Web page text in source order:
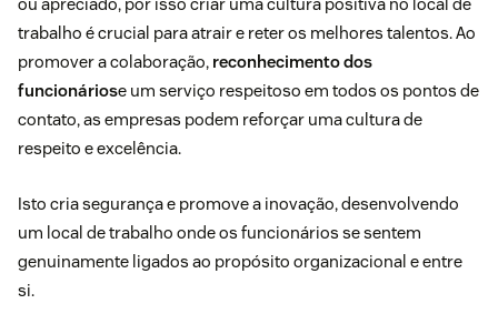
trabalho é crucial para atrair e reter os melhores talentos. Ao
promover a colaboração, reconhecimento dos
funcionáriose um serviço respeitoso em todos os pontos de
contato, as empresas podem reforçar uma cultura de
respeito e excelência.
Isto cria segurança e promove a inovação, desenvolvendo
um local de trabalho onde os funcionários se sentem
genuinamente ligados ao propósito organizacional e entre
si.